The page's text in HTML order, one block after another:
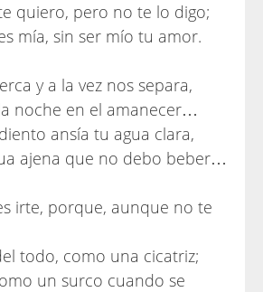
quiero, pero no te lo digo;
mía, sin ser mío tu amor.
y a la vez nos separa,
noche en el amanecer…
ansía tu agua clara,
ajena que no debo beber…
irte, porque, aunque no te
todo, como una cicatriz;
un surco cuando se